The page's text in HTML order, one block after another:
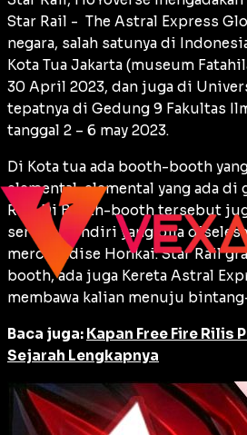
Star Rail - The Astral Express
negara, salah satunya di
Kota Tua Jakarta (museum
30 April 2023, dan juga di
tepatnya di Gedung 9 Fakultas
tanggal 2 – 6 may 2023.
Di Kota tua ada booth-booth
elemental-elemental yang ada di
Rail. Di Booth-booth tersebut
seru tersendiri yang bila
merchandise Honkai: Star Rail
booth, ada juga Kereta Astral
membawa kalian menuju
Baca juga: Kapan Free Fire Rilis
Sejarah Lengkapnya